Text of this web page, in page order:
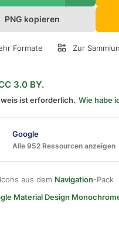
PNG kopieren
Formate Zur
3.0 BY.
ist erforderlich. Wie habe
Google
Alle 952 Ressourcen anzeigen
aus dem Navigation-Pack
Material Design